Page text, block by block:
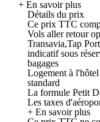
+ En savoir plus
Détails du prix
Ce prix TTC
Vols aller retour
Transavia,Tap
indicatif sous
bagages
Logement à
standard
La formule Petit
Les taxes
+ En savoir plus